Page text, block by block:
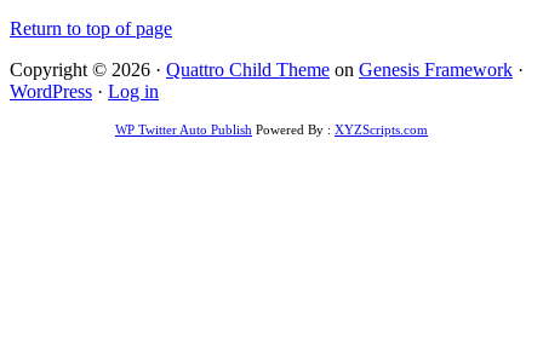
Return to top of page
Copyright © 2026 · Quattro Child Theme on Genesis Framework ·
WordPress · Log in
WP Twitter Auto Publish Powered By : XYZScripts.com